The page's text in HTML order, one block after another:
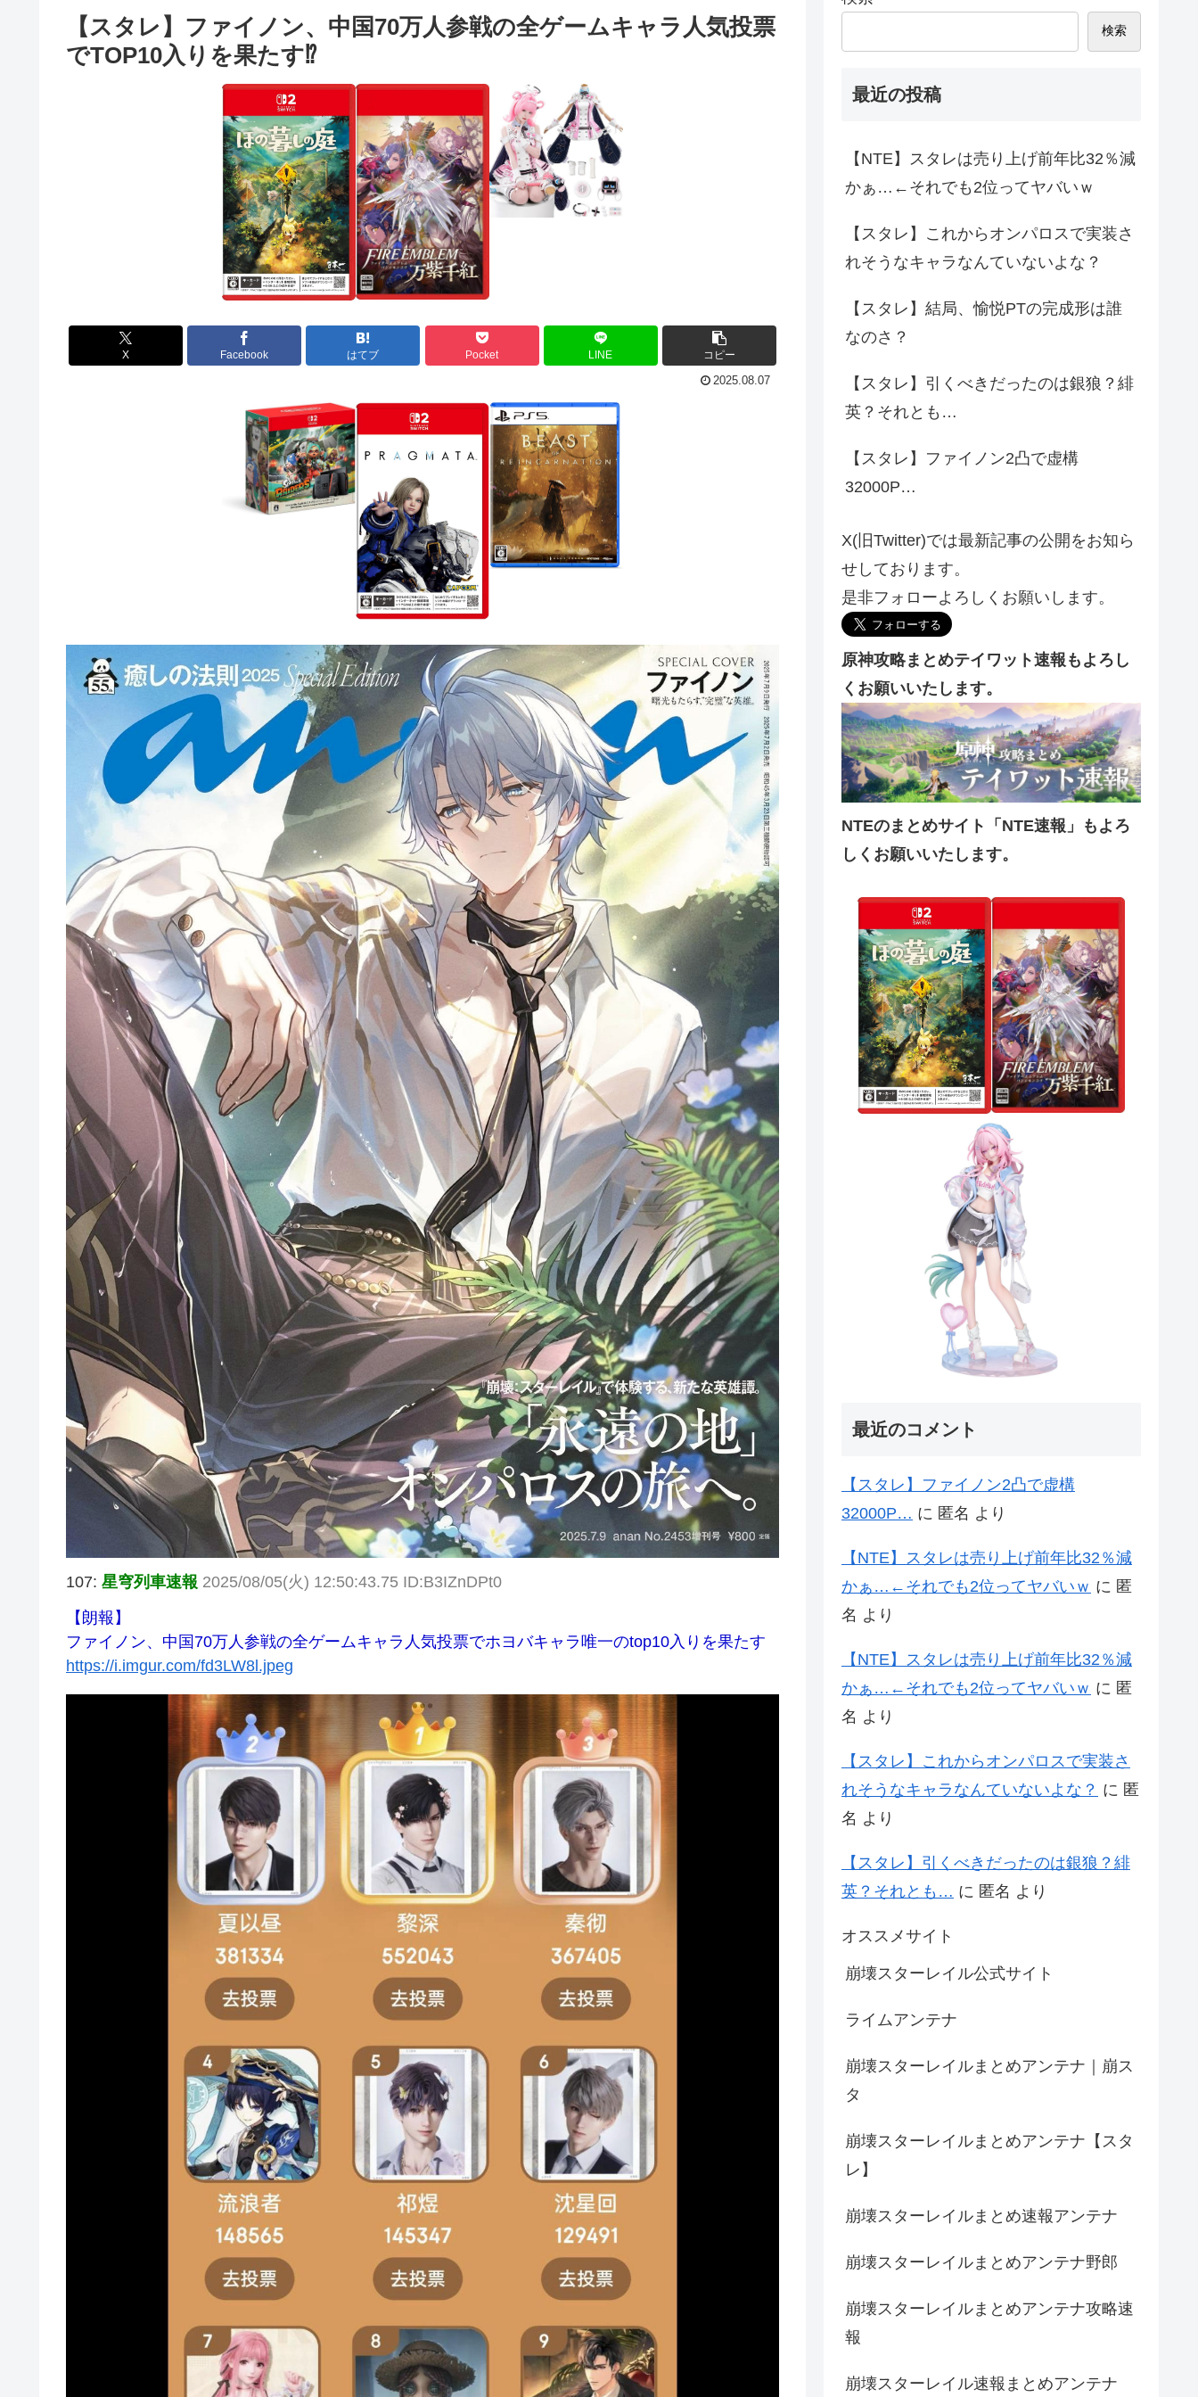
【スタレ】ファイノン、中国70万人参戦の全ゲームキャラ人気投票
でTOP10入りを果たす⁉
X Facebook はてブ Pocket LINE コピー
2025.08.07
107: 星穹列車速報 2025/08/05(火) 12:50:43.75 ID:B3IZnDPt0
【朗報】
ファイノン、中国70万人参戦の全ゲームキャラ人気投票でホヨバキャラ唯一のtop10入りを果たす
https://i.imgur.com/fd3LW8l.jpeg
検索
最近の投稿
【NTE】スタレは売り上げ前年比32％減
かぁ…←それでも2位ってヤバいｗ
【スタレ】これからオンパロスで実装さ
れそうなキャラなんていないよな？
【スタレ】結局、愉悦PTの完成形は誰
なのさ？
【スタレ】引くべきだったのは銀狼？緋
英？それとも…
【スタレ】ファイノン2凸で虚構
32000P…
X(旧Twitter)では最新記事の公開をお知ら
せしております。
是非フォローよろしくお願いします。
原神攻略まとめテイワット速報もよろし
くお願いいたします。
NTEのまとめサイト「NTE速報」もよろ
しくお願いいたします。
最近のコメント
【スタレ】ファイノン2凸で虚構
32000P… に 匿名 より
【NTE】スタレは売り上げ前年比32％減
かぁ…←それでも2位ってヤバいｗ に 匿
名 より
【NTE】スタレは売り上げ前年比32％減
かぁ…←それでも2位ってヤバいｗ に 匿
名 より
【スタレ】これからオンパロスで実装さ
れそうなキャラなんていないよな？ に 匿
名 より
【スタレ】引くべきだったのは銀狼？緋
英？それとも… に 匿名 より
オススメサイト
崩壊スターレイル公式サイト
ライムアンテナ
崩壊スターレイルまとめアンテナ｜崩ス
タ
崩壊スターレイルまとめアンテナ【スタ
レ】
崩壊スターレイルまとめ速報アンテナ
崩壊スターレイルまとめアンテナ野郎
崩壊スターレイルまとめアンテナ攻略速
報
崩壊スターレイル速報まとめアンテナ